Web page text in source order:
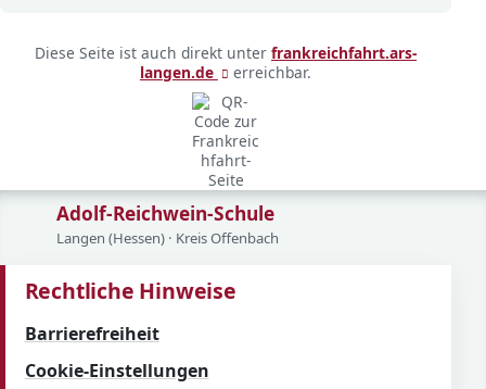
Kurzlink und QR-Code
Diese Seite ist auch direkt unter frankreichfahrt.ars-
langen.de
(öffnet in neuem Fenster)
erreichbar.
Adolf-Reichwein-Schule
Langen (Hessen) · Kreis Offenbach
Rechtliche Hinweise
Barrierefreiheit
Cookie-Einstellungen